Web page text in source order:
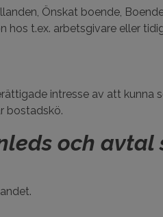
Önskat boende,
t.ex. arbetsgivare eller
intresse av att
bostadskö.
och avtal